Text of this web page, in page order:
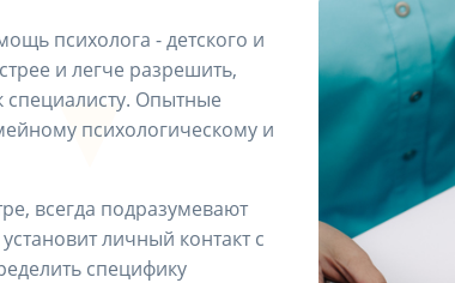
психолога - детского и
и легче разрешить,
специалисту. Опытные
психологическому и
всегда подразумевают
личный контакт с
специфику